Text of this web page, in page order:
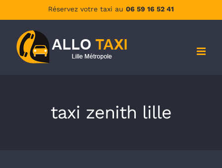
au
contenu
Réservez votre taxi au 06 59 16 52 41
taxi zenith lille